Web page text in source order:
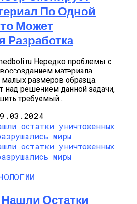
По Одной
Может
Разработка
Нередко проблемы с
материала
размеров образца.
над решением данной задачи,
требуемый...
Остатки